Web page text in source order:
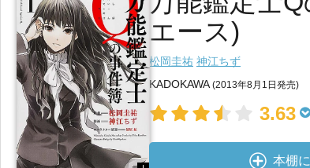
エース)
松岡圭祐 神江ちず
KADOKAWA(2013年8月1日発売)
3.63
本棚